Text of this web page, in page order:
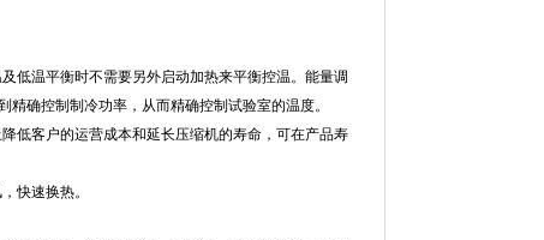
低温平衡时不需要另外启动加热来平衡控温。能量调
制制冷功率，从而精确控制试验室的温度。
低客户的运营成本和延长压缩机的寿命，可在产品寿
速换热。